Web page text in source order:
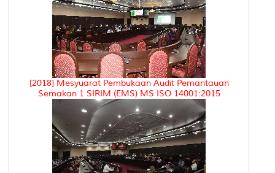
[2018] Mesyuarat Pembukaan Audit Pemantauan
Semakan 1 SIRIM (EMS) MS ISO 14001:2015